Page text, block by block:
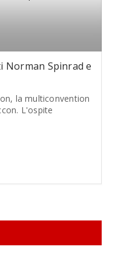
Norman Spinrad e
la multiconvention
L'ospite